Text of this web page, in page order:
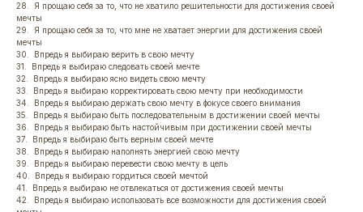
28. Я прощаю себя за то, что не хватило решительности для достижения своей
мечты
29. Я прощаю себя за то, что мне не хватает энергии для достижения своей
мечты
30. Впредь я выбираю верить в свою мечту
31. Впредь я выбираю следовать своей мечте
32. Впредь я выбираю ясно видеть свою мечту
33. Впредь я выбираю корректировать свою мечту при необходимости
34. Впредь я выбираю держать свою мечту в фокусе своего внимания
35. Впредь я выбираю быть последовательным в достижении своей мечты
36. Впредь я выбираю быть настойчивым при достижении своей мечты
37. Впредь я выбираю быть верным своей мечте
38. Впредь я выбираю наполнять энергией свою мечту
39. Впредь я выбираю перевести свою мечту в цель
40. Впредь я выбираю гордиться своей мечтой
41. Впредь я выбираю не отвлекаться от достижения своей мечты
42. Впредь я выбираю использовать все возможности для достижения своей